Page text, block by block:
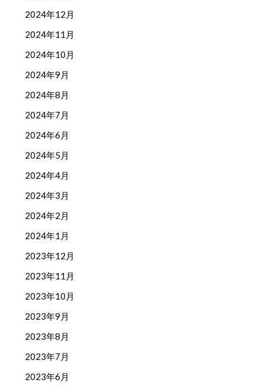
2024年12月
2024年11月
2024年10月
2024年9月
2024年8月
2024年7月
2024年6月
2024年5月
2024年4月
2024年3月
2024年2月
2024年1月
2023年12月
2023年11月
2023年10月
2023年9月
2023年8月
2023年7月
2023年6月